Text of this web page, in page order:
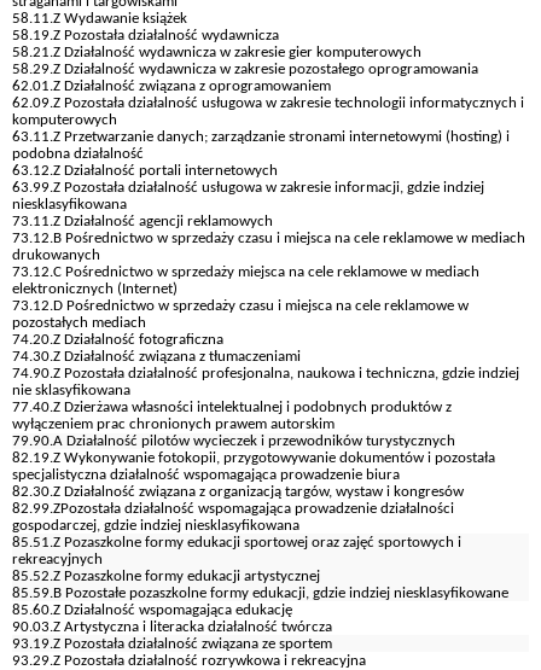
58.11.Z Wydawanie książek
58.19.Z Pozostała działalność wydawnicza
58.21.Z Działalność wydawnicza w zakresie gier komputerowych
58.29.Z Działalność wydawnicza w zakresie pozostałego oprogramowania
62.01.Z Działalność związana z oprogramowaniem
62.09.Z Pozostała działalność usługowa w zakresie technologii informatycznych i
komputerowych
63.11.Z Przetwarzanie danych; zarządzanie stronami internetowymi (hosting) i
podobna działalność
63.12.Z Działalność portali internetowych
63.99.Z Pozostała działalność usługowa w zakresie informacji, gdzie indziej
niesklasyfikowana
73.11.Z Działalność agencji reklamowych
73.12.B Pośrednictwo w sprzedaży czasu i miejsca na cele reklamowe w mediach
drukowanych
73.12.C Pośrednictwo w sprzedaży miejsca na cele reklamowe w mediach
elektronicznych (Internet)
73.12.D Pośrednictwo w sprzedaży czasu i miejsca na cele reklamowe w
pozostałych mediach
74.20.Z Działalność fotograficzna
74.30.Z Działalność związana z tłumaczeniami
74.90.Z Pozostała działalność profesjonalna, naukowa i techniczna, gdzie indziej
nie sklasyfikowana
77.40.Z Dzierżawa własności intelektualnej i podobnych produktów z
wyłączeniem prac chronionych prawem autorskim
79.90.A Działalność pilotów wycieczek i przewodników turystycznych
82.19.Z Wykonywanie fotokopii, przygotowywanie dokumentów i pozostała
specjalistyczna działalność wspomagająca prowadzenie biura
82.30.Z Działalność związana z organizacją targów, wystaw i kongresów
82.99.ZPozostała działalność wspomagająca prowadzenie działalności
gospodarczej, gdzie indziej niesklasyfikowana
85.51.Z Pozaszkolne formy edukacji sportowej oraz zajęć sportowych i
rekreacyjnych
85.52.Z Pozaszkolne formy edukacji artystycznej
85.59.B Pozostałe pozaszkolne formy edukacji, gdzie indziej niesklasyfikowane
85.60.Z Działalność wspomagająca edukację
90.03.Z Artystyczna i literacka działalność twórcza
93.19.Z Pozostała działalność związana ze sportem
93.29.Z Pozostała działalność rozrywkowa i rekreacyjna